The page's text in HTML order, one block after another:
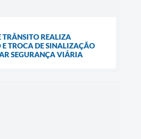
TRÂNSITO REALIZA
E TROCA DE SINALIZAÇÃO
SEGURANÇA VIÁRIA